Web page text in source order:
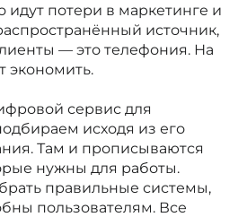
идут потери в маркетинге и
источник,
— это телефония. На
экономить.
сервис для
исходя из его
Там и прописываются
нужны для работы.
правильные системы,
пользователям. Все